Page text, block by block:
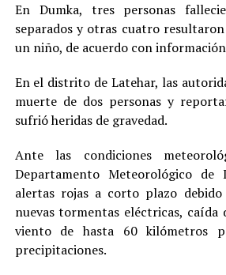
En Dumka, tres personas
separados y otras cuatro
un niño, de acuerdo con
En el distrito de Latehar, las
muerte de dos personas y
sufrió heridas de gravedad.
Ante las condiciones
Departamento Meteorológico
alertas rojas a corto plazo
nuevas tormentas eléctricas, caída
viento de hasta 60 kilómetros
precipitaciones.